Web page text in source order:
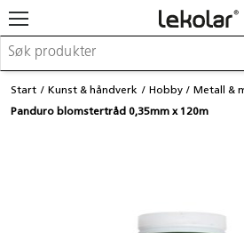
Møbler & innredning
Lekeplassutstyr & utemiljø
Start Kunst & håndverk Hobby Metall &
Panduro blomstertråd 0,35mm x 120m